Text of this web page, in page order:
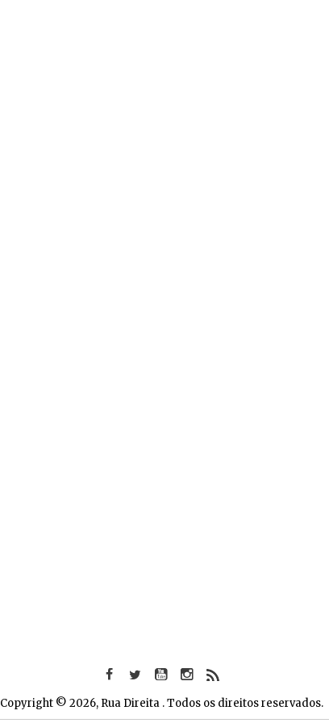
Copyright © 2026, Rua Direita . Todos os direitos reservados.